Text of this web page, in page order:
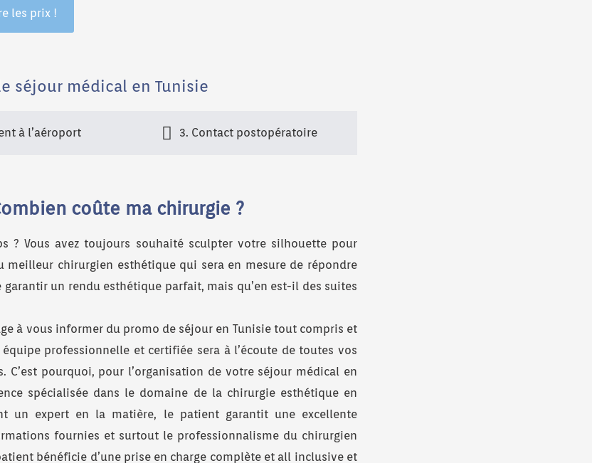
les prix !
séjour médical en Tunisie
à l’aéroport 3. Contact postopératoire
coûte ma chirurgie ?
? Vous avez toujours souhaité sculpter votre silhouette pour
chirurgien esthétique qui sera en mesure de répondre
garantir un rendu esthétique parfait, mais qu’en est-il des suites
à vous informer du promo de séjour en Tunisie tout compris et
professionnelle et certifiée sera à l’écoute de toutes vos
pourquoi, pour l’organisation de votre séjour médical en
spécialisée dans le domaine de la chirurgie esthétique en
un expert en la matière, le patient garantit une excellente
fournies et surtout le professionnalisme du chirurgien
bénéficie d’une prise en charge complète et all inclusive et